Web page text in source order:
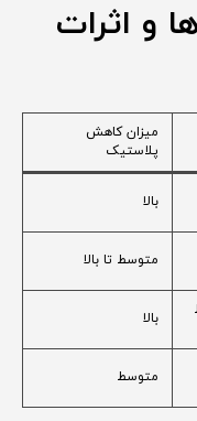
و اثرات
میزان کاهش
پلاستیک
بالا
متوسط تا بالا
بالا
متوسط